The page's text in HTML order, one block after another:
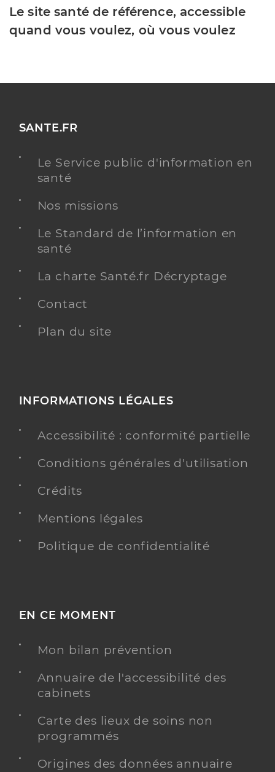
Le site santé de référence, accessible
quand vous voulez, où vous voulez
SANTE.FR
Le Service public d'information en
santé
Nos missions
Le Standard de l’information en
santé
La charte Santé.fr Décryptage
Contact
Plan du site
INFORMATIONS LÉGALES
Accessibilité : conformité partielle
Conditions générales d'utilisation
Crédits
Mentions légales
Politique de confidentialité
EN CE MOMENT
Mon bilan prévention
Annuaire de l'accessibilité des
cabinets
Carte des lieux de soins non
programmés
Origines des données annuaire